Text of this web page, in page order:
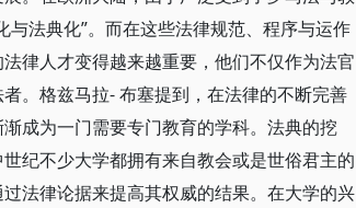
法典化”。而在这些法律规范、程序与运作
律人才变得越来越重要，他们不仅作为法官
。格兹马拉- 布塞提到，在法律的不断完善
成为一门需要专门教育的学科。法典的挖
纪不少大学都拥有来自教会或是世俗君主的
法律论据来提高其权威的结果。在大学的兴